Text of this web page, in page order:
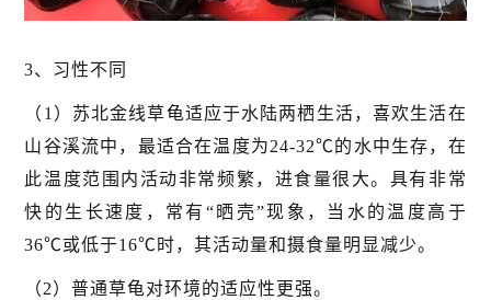
3、习性不同
（1）苏北金线草龟适应于水陆两栖生活，喜欢生活在
山谷溪流中，最适合在温度为24-32℃的水中生存，在
此温度范围内活动非常频繁，进食量很大。具有非常
快的生长速度，常有“晒壳”现象，当水的温度高于
36℃或低于16℃时，其活动量和摄食量明显减少。
（2）普通草龟对环境的适应性更强。